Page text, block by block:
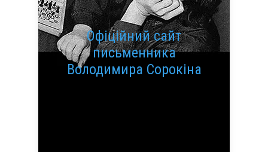
Офіційний сайт
письменника
Володимира Сорокіна